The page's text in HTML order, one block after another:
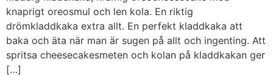
knaprigt oreosmul och len kola. En riktig
drömkladdkaka extra allt. En perfekt kladdkaka att
baka och äta när man är sugen på allt och ingenting. Att
spritsa cheesecakesmeten och kolan på kladdkakan ger
[…]